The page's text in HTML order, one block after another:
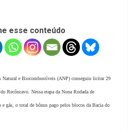
esse conteúdo
Natural e Biocombustíveis (ANP) conseguiu licitar 29
Recôncavo. Nessa etapa da Nona Rodada de
e gás, o total de bônus pago pelos blocos da Bacia do